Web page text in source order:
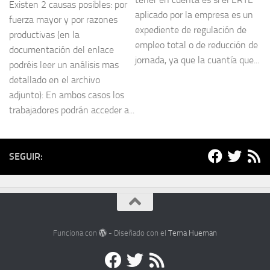
Existen 2 causas posibles: por
fuerza mayor y por razones
productivas (en la
documentación del enlace
podréis leer un análisis mas
detallado en el archivo
adjunto): En ambos casos los
trabajadores podrán acceder a...
aplicado por la empresa es un
expediente de regulación de
empleo total o de reducción de
jornada, ya que la cuantía que...
SEGUIR:
Funciona con - Diseñado con elTema Hueman